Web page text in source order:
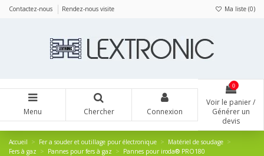
Contactez-nous Rendez-nous visite Ma liste (0)
Menu Chercher Connexion
0
Voir le panier /
Générer un
devis
Accueil Fer a souder et outillage pour électronique
Matériel de soudage
Fers à gaz
Pannes pour fers à gaz Pannes pour iroda® PRO180
Panneau de gestion des cookies